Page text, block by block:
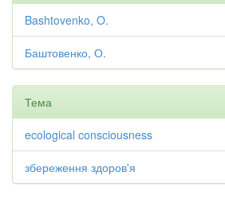
Bashtovenko, O.
Баштовенко, О.
Тема
ecological consciousness
збереження здоров'я